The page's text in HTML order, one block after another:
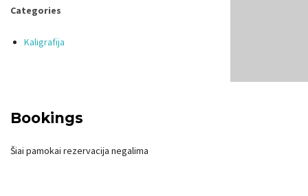
Categories
Kaligrafija
Bookings
Šiai pamokai rezervacija negalima